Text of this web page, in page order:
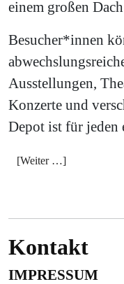
einem großen
Besucher*innen
Ausstellungen,
Konzerte und
Depot ist für jeden
[Weiter …]
Kontakt
IMPRESSUM